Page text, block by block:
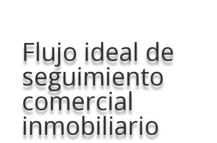
Flujo ideal de
seguimiento
comercial
inmobiliario